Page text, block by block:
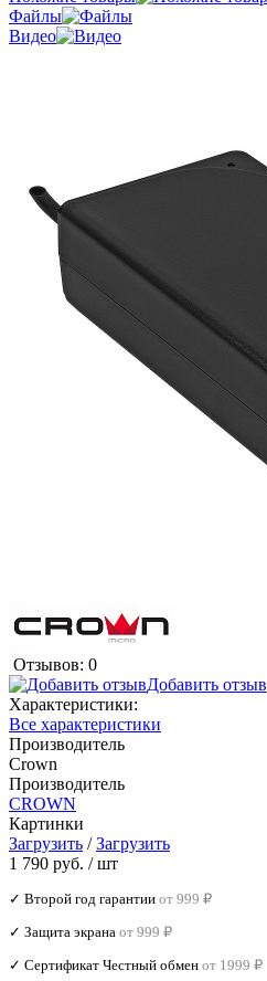
Файлы
Видео
Отзывов: 0
Добавить отзыв
Характеристики:
Все характеристики
Производитель
Crown
Производитель
CROWN
Картинки
Загрузить /Загрузить
1 790 руб. / шт
✓ Второй год гарантии от 999 ₽
✓ Защита экрана от 999 ₽
✓ Сертификат Честный обмен от 1999 ₽